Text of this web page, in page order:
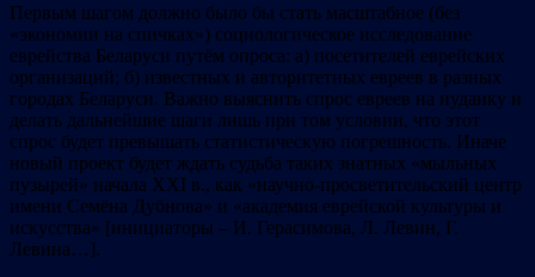
Первым шагом должно было бы стать масштабное (без
«экономии на спичках») социологическое исследование
еврейства Беларуси путём опроса: а) посетителей еврейских
организаций; б) известных и авторитетных евреев в разных
городах Беларуси. Важно выяснить спрос евреев на иудаику и
делать дальнейшие шаги лишь при том условии, что этот
спрос будет превышать статистическую погрешность. Иначе
новый проект будет ждать судьба таких знатных «мыльных
пузырей» начала ХХІ в., как «научно-просветительский центр
имени Семёна Дубнова» и «академия еврейской культуры и
искусства» [инициаторы – И. Герасимова, Л. Левин, Г.
Левина…].